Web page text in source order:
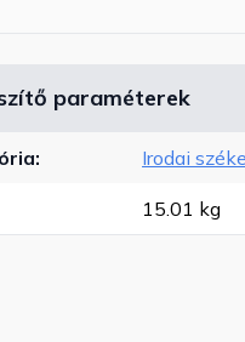
paraméterek
: Irodai
15.01 kg